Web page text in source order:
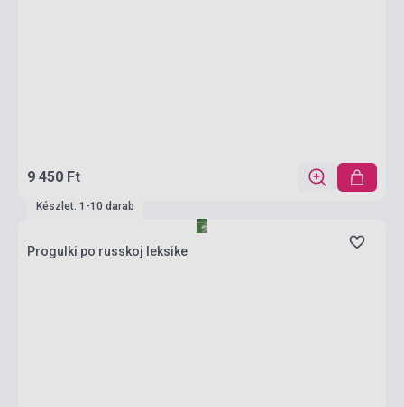
9 450 Ft
Készlet: 1-10 darab
Progulki po russkoj leksike